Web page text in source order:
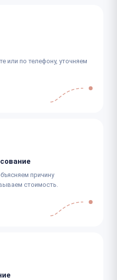
или по телефону, уточняем
причину
стоимость.